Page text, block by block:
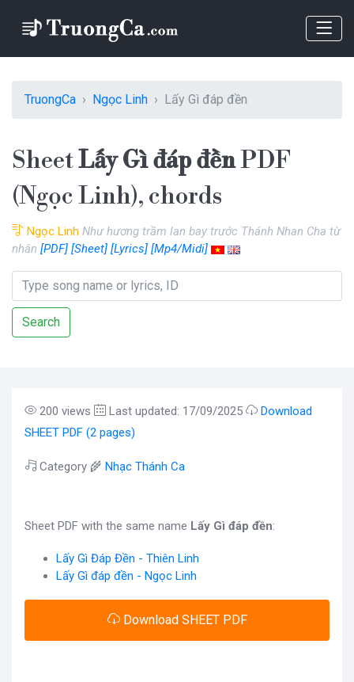
TruongCa Ngọc Linh Lấy Gì đáp đền
SheetLấy Gì đáp đềnPDF
(Ngọc Linh), chords
Ngọc Linh Như hương trầm lan bay trước Thánh Nhan Cha từ
nhân [PDF] [Sheet] [Lyrics] [Mp4/Midi]
Search
200 views Last updated: 17/09/2025
Download
SHEET PDF (2 pages)
Category 🌾 Nhạc Thánh Ca
Sheet PDF with the same name Lấy Gì đáp đền:
Lấy Gì Đáp Đền - Thiên Linh
Lấy Gì đáp đền - Ngọc Linh
Download SHEET PDF